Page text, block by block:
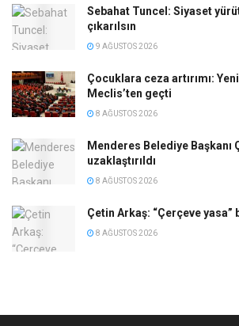
Sebahat Tuncel: Siyaset
çıkarılsın
9 AĞUSTOS 2026
Çocuklara ceza artırımı:
Meclis’ten geçti
8 AĞUSTOS 2026
Menderes Belediye Başkanı
uzaklaştırıldı
8 AĞUSTOS 2026
Çetin Arkaş: “Çerçeve yasa”
8 AĞUSTOS 2026